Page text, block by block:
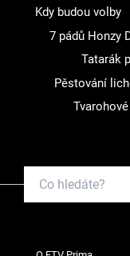
Kdy budou volby
7 pádů Honzy
Tatarák
Pěstování